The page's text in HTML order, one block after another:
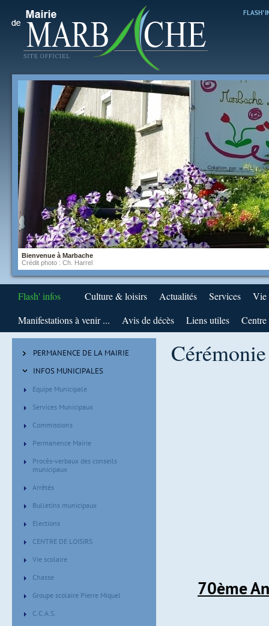
FLASH'
Bienvenue à Marbache
Crédit photo : Ch. Harrel
Flash' infos Culture & loisirs Actualités Services
Vie
Manifestations à venir ...
Avis de décès Liens utiles
PERMANENCE DE LA MAIRIE
INFOS MUNICIPALES
Equipe Municipale
Services Municipaux
Commissions
Permanence Mairie
Procès-verbaux des conseils
municipaux
Arrêtés
Bulletins municipaux
Elections
CENTRE DE LOISIRS
Vie scolaire
Chasse
Groupe scolaire Pierre Miquel
C.C.A.S.
70ème